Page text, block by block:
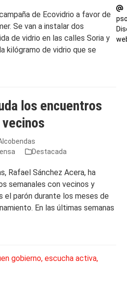
de Ecovidrio a favor de
Se van a instalar dos
de vidrio en las calles Soria y
kilógramo de vidrio que se
los encuentros
Destacada
Rafael Sánchez Acera, ha
semanales con vecinos y
el parón durante los meses de
En las últimas semanas